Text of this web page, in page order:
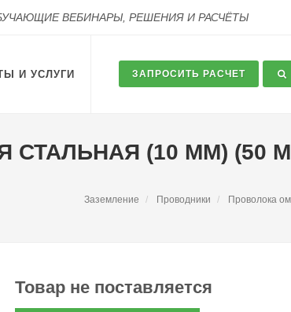
ВЕБИНАРЫ, РЕШЕНИЯ И РАСЧЁТЫ
И УСЛУГИ ЗАПРОСИТЬ РАСЧЕТ
СТАЛЬНАЯ (10 ММ) (50
Заземление Проводники Проволока
Товар не поставляется